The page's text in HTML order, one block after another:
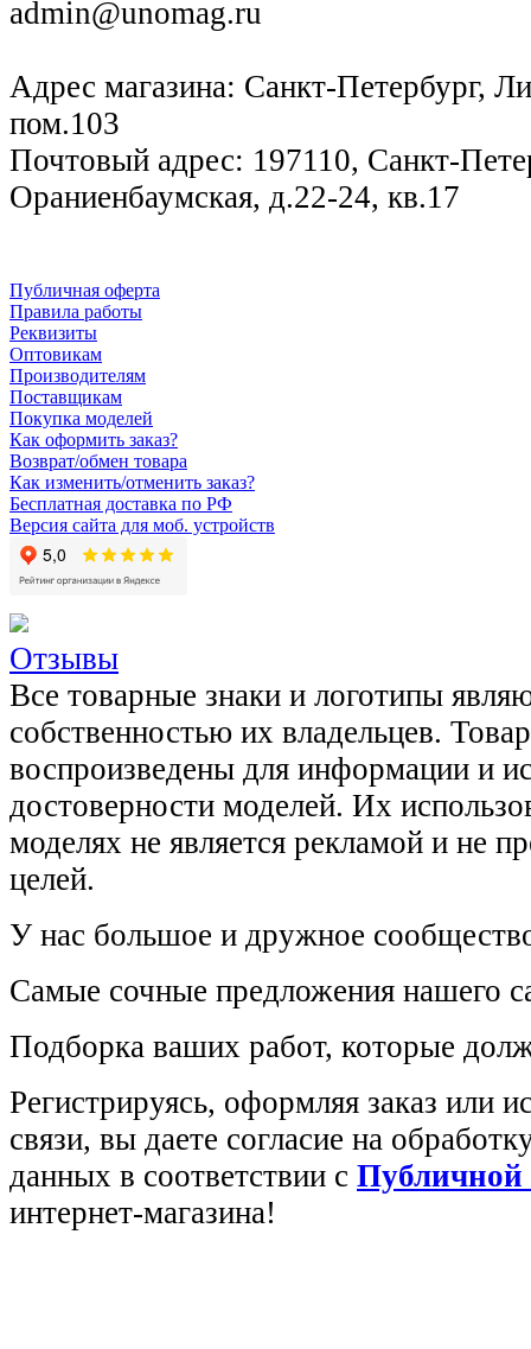
admin@unomag.ru
Адрес магазина: Санкт-Петербург,
пом.103
Почтовый адрес: 197110, Санкт-
Ораниенбаумская, д.22-24, кв.17
Публичная оферта
Правила работы
Реквизиты
Оптовикам
Производителям
Поставщикам
Покупка моделей
Как оформить заказ?
Возврат/обмен товара
Как изменить/отменить заказ?
Бесплатная доставка по РФ
Версия сайта для моб. устройств
Отзывы
Все товарные знаки и логотипы
собственностью их владельцев.
воспроизведены для информации и
достоверности моделей. Их
моделях не является рекламой и не
целей.
У нас большое и дружное
Самые сочные предложения нашего
Подборка ваших работ, которые
Регистрируясь, оформляя заказ или
связи, вы даете согласие на
данных в соответствии с Публичной
интернет-магазина!